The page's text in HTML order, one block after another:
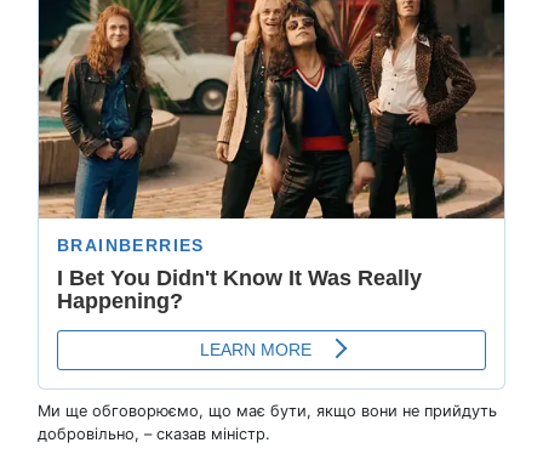
Ми ще обговорюємо, що має бути, якщо вони не прийдуть
добровільно, – сказав міністр.